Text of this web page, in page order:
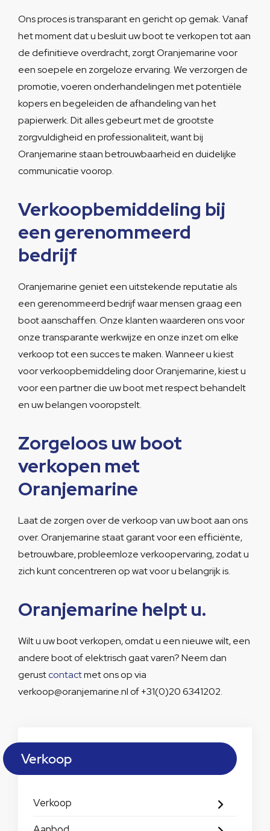
Ons proces is transparant en gericht op gemak. Vanaf
het moment dat u besluit uw boot te verkopen tot aan
de definitieve overdracht, zorgt Oranjemarine voor
een soepele en zorgeloze ervaring. We verzorgen de
promotie, voeren onderhandelingen met potentiële
kopers en begeleiden de afhandeling van het
papierwerk. Dit alles gebeurt met de grootste
zorgvuldigheid en professionaliteit, want bij
Oranjemarine staan betrouwbaarheid en duidelijke
communicatie voorop.
Verkoopbemiddeling bij
een gerenommeerd
bedrijf
Oranjemarine geniet een uitstekende reputatie als
een gerenommeerd bedrijf waar mensen graag een
boot aanschaffen. Onze klanten waarderen ons voor
onze transparante werkwijze en onze inzet om elke
verkoop tot een succes te maken. Wanneer u kiest
voor verkoopbemiddeling door Oranjemarine, kiest u
voor een partner die uw boot met respect behandelt
en uw belangen vooropstelt.
Zorgeloos uw boot
verkopen met
Oranjemarine
Laat de zorgen over de verkoop van uw boot aan ons
over. Oranjemarine staat garant voor een efficiënte,
betrouwbare, probleemloze verkoopervaring, zodat u
zich kunt concentreren op wat voor u belangrijk is.
Oranjemarine helpt u.
Wilt u uw boot verkopen, omdat u een nieuwe wilt, een
andere boot of elektrisch gaat varen? Neem dan
gerustcontactmet ons op via
verkoop@oranjemarine.nl of +31(0)20 6341202.
Verkoop
Verkoop